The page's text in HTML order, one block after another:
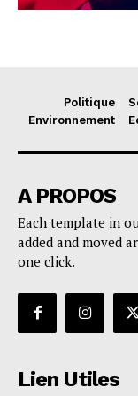
Politique
Environnement
A PROPOS
Each template in
added and moved
one click.
Lien Utiles